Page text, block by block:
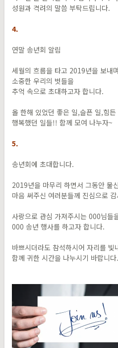
성원과 격려의 말씀 부탁드립니다.
4.
연말 송년회 알림
세월의 흐름을 타고 2019년을 보내며
소중한 우리의 벗들을
추억 속으로 초대하고자 합니다.
올 한해 있었던 좋은 일,슬픈 일,힘든
행복했던 일들!! 함께 모여 나누자~
5.
송년회에 초대합니다.
2019년을 마무리 하면서 그동안 물
마음 써주신 여러분들께 진심으로
사랑으로 관심 가져주시는 000님들
000 송년 행사를 하고자 합니다.
바쁘시더라도 참석하시어 자리를 빛
함께 귀한 시간을 나누시기 바랍니다.